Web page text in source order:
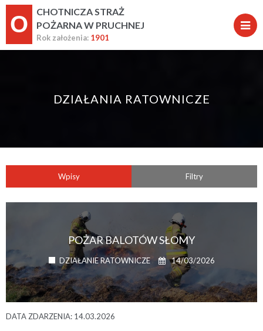
O
CHOTNICZA STRAŻ
POŻARNA W PRUCHNEJ
Rok założenia: 1901
DZIAŁANIA RATOWNICZE
Wpisy Filtry
POŻAR BALOTÓW SŁOMY
DZIAŁANIE RATOWNICZE 14/03/2026
DATA ZDARZENIA: 14.03.2026